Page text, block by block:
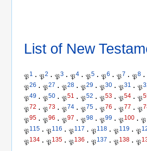
List of New
𝔓1 · 𝔓2 · 𝔓3 · 𝔓4 · 𝔓5 · 𝔓6 · 𝔓7 · 𝔓8 ·
𝔓26 · 𝔓27 · 𝔓28 · 𝔓29 · 𝔓30 · 𝔓31 · 𝔓
𝔓49 · 𝔓50 · 𝔓51 · 𝔓52 · 𝔓53 · 𝔓54 · 𝔓
𝔓72 · 𝔓73 · 𝔓74 · 𝔓75 · 𝔓76 · 𝔓77 · 𝔓
𝔓95 · 𝔓96 · 𝔓97 · 𝔓98 · 𝔓99 · 𝔓100 · 𝔓
𝔓115 · 𝔓116 · 𝔓117 · 𝔓118 · 𝔓119 · 𝔓
𝔓134 · 𝔓135 · 𝔓136 · 𝔓137 · 𝔓138 · 𝔓